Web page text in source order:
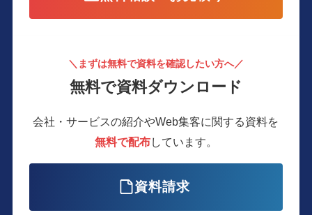
＼まずは無料で資料を確認したい方へ／
無料で資料ダウンロード
会社・サービスの紹介やWeb集客に関する資料を
無料で配布しています。
資料請求